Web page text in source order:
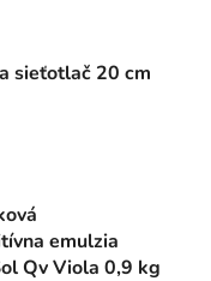
sieťotlač 20 cm
emulzia
Qv Viola 0,9 kg